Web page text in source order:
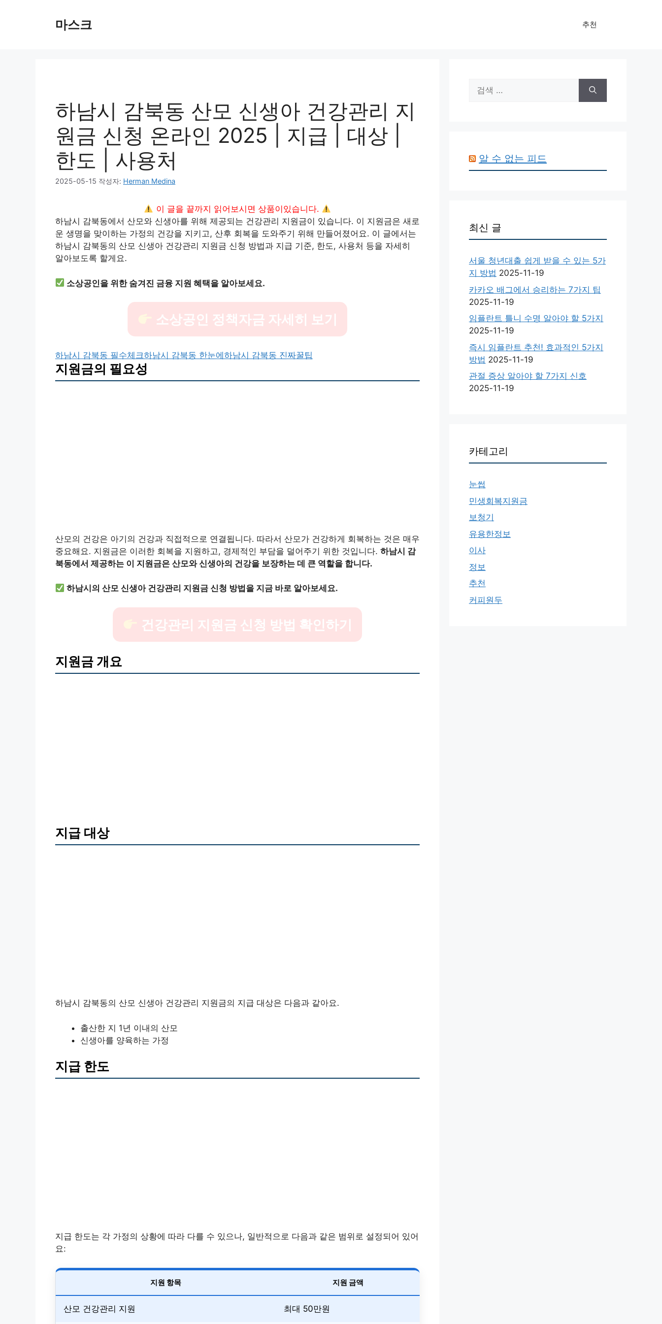
마스크 추천
하남시 감북동 산모 신생아 건강관리 지
원금 신청 온라인 2025 | 지급 | 대상 |
한도 | 사용처
2025-05-15 작성자: Herman Medina
이 글을 끝까지 읽어보시면 상품이있습니다.
하남시 감북동에서 산모와 신생아를 위해 제공되는 건강관리 지원금이 있습니다. 이 지원금은 새로
운 생명을 맞이하는 가정의 건강을 지키고, 산후 회복을 도와주기 위해 만들어졌어요. 이 글에서는
하남시 감북동의 산모 신생아 건강관리 지원금 신청 방법과 지급 기준, 한도, 사용처 등을 자세히
알아보도록 할게요.
소상공인을 위한 숨겨진 금융 지원 혜택을 알아보세요.
소상공인 정책자금 자세히 보기
하남시 감북동 필수체크하남시 감북동 한눈에하남시 감북동 진짜꿀팁
지원금의 필요성
산모의 건강은 아기의 건강과 직접적으로 연결됩니다. 따라서 산모가 건강하게 회복하는 것은 매우
중요해요. 지원금은 이러한 회복을 지원하고, 경제적인 부담을 덜어주기 위한 것입니다. 하남시 감
북동에서 제공하는 이 지원금은 산모와 신생아의 건강을 보장하는 데 큰 역할을 합니다.
하남시의 산모 신생아 건강관리 지원금 신청 방법을 지금 바로 알아보세요.
건강관리 지원금 신청 방법 확인하기
지원금 개요
지급 대상
하남시 감북동의 산모 신생아 건강관리 지원금의 지급 대상은 다음과 같아요.
출산한 지 1년 이내의 산모
신생아를 양육하는 가정
지급 한도
지급 한도는 각 가정의 상황에 따라 다를 수 있으나, 일반적으로 다음과 같은 범위로 설정되어 있어
요:
지원 항목 지원 금액
산모 건강관리 지원 최대 50만원
색:
알 수 없는 피드
최신 글
서울 청년대출 쉽게 받을 수 있는 5가
지 방법 2025-11-19
카카오 배그에서 승리하는 7가지 팁
2025-11-19
임플란트 틀니 수명 알아야 할 5가지
2025-11-19
즉시 임플란트 추천! 효과적인 5가지
방법 2025-11-19
관절 증상 알아야 할 7가지 신호
2025-11-19
카테고리
눈썹
민생회복지원금
보청기
유용한정보
이사
정보
추천
커피원두